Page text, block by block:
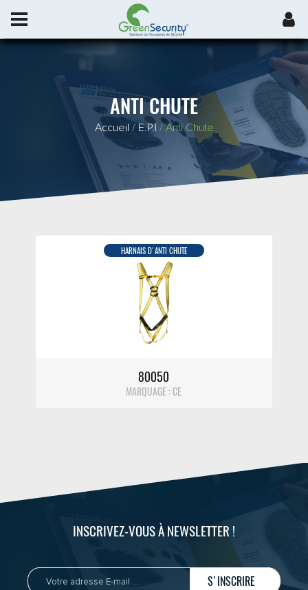
ANTI CHUTE
Accueil / E.P.I /Anti Chute
DÉTAIL
HARNAIS D'ANTI CHUTE
80050
MARQUAGE : CE
INSCRIVEZ-VOUS À NEWSLETTER !
S'INSCRIRE